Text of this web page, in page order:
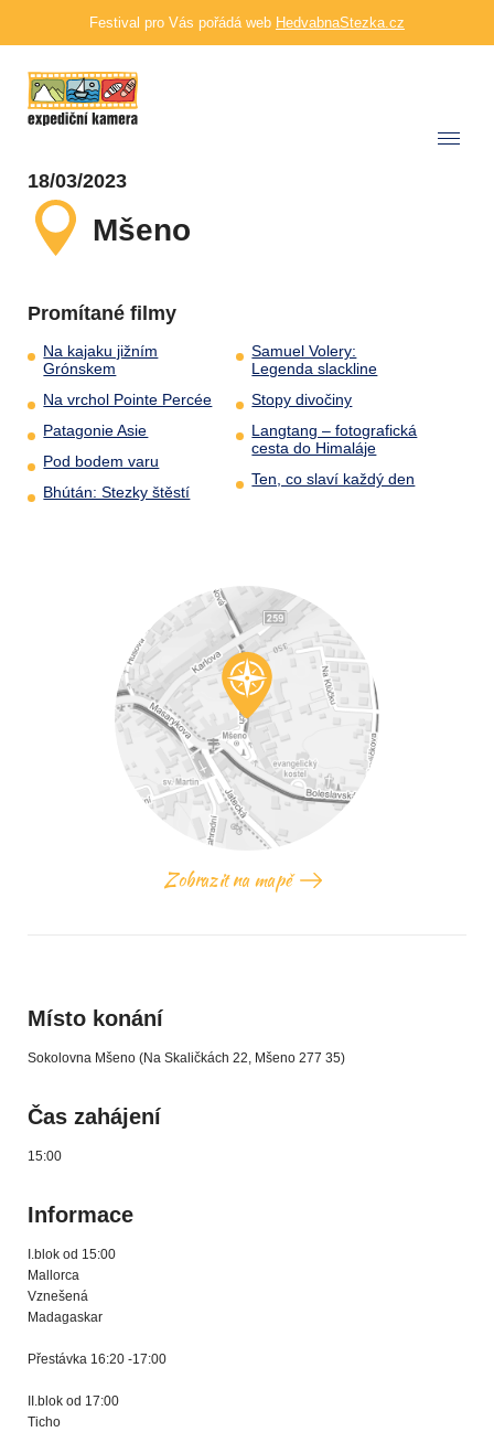
Festival pro Vás pořádá web HedvabnaStezka.cz
18/03/2023
Mšeno
Promítané filmy
Na kajaku jižním
Grónskem
Na vrchol Pointe Percée
Patagonie Asie
Pod bodem varu
Bhútán: Stezky štěstí
Samuel Volery:
Legenda slackline
Stopy divočiny
Langtang – fotografická
cesta do Himaláje
Ten, co slaví každý den
Zobrazit na mapě
Místo konání
Sokolovna Mšeno (Na Skaličkách 22, Mšeno 277 35)
Čas zahájení
15:00
Informace
I.blok od 15:00
Mallorca
Vznešená
Madagaskar
Přestávka 16:20 -17:00
II.blok od 17:00
Ticho